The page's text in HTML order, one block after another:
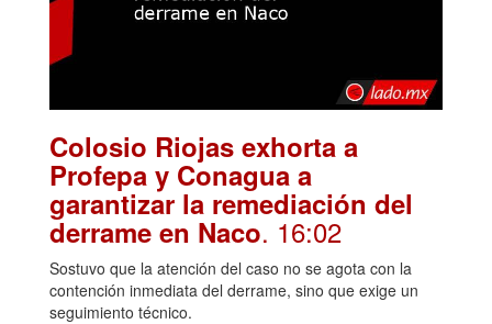
Colosio Riojas exhorta a
Profepa y Conagua a
garantizar la remediación del
derrame en Naco. 16:02
Sostuvo que la atención del caso no se agota con la
contención inmediata del derrame, sino que exige un
seguimiento técnico.